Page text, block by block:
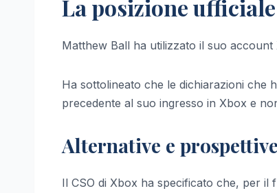
La posizione
Matthew Ball ha utilizzato il suo
Ha sottolineato che le dichiarazioni che
precedente al suo ingresso in Xbox e
Alternative e
Il CSO di Xbox ha specificato che, per